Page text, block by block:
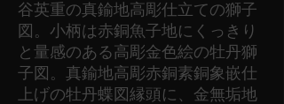
谷英重の真鍮地高彫仕立ての獅子
図。小柄は赤銅魚子地にくっきり
と量感のある高彫金色絵の牡丹獅
子図。真鍮地高彫赤銅素銅象嵌仕
上げの牡丹蝶図縁頭に、金無垢地